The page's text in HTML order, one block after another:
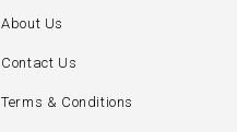
About Us
Contact Us
Terms & Conditions